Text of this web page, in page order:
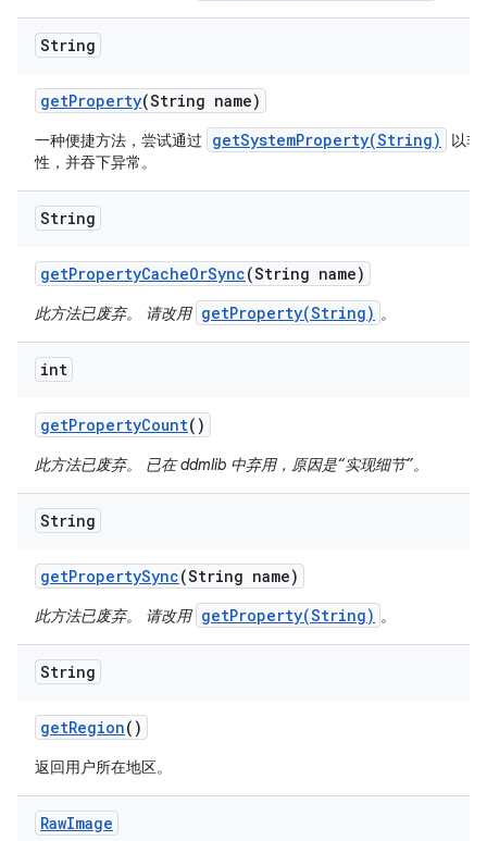
String
getProperty(String name)
一种便捷方法，尝试通过 getSystemProperty(String)
以非
性，并吞下异常。
String
getPropertyCacheOrSync(String name)
此方法已废弃。 请改用 getProperty(String) 。
int
getPropertyCount()
此方法已废弃。 已在 ddmlib 中弃用，原因是“实现细节”。
String
getPropertySync(String name)
此方法已废弃。 请改用 getProperty(String) 。
String
getRegion()
返回用户所在地区。
RawImage